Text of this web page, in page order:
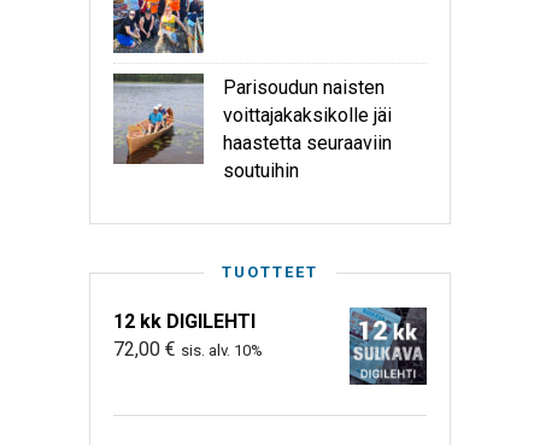
Parisoudun naisten
voittajakaksikolle jäi
haastetta seuraaviin
soutuihin
TUOTTEET
12 kk DIGILEHTI
72,00 € sis. alv. 10%